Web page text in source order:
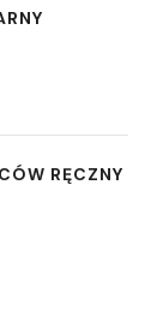
RĘCZNY